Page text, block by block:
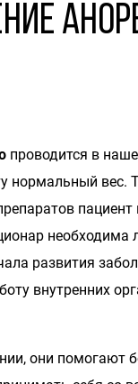
проводится в
нормальный вес.
развития
внутренних
они помогают